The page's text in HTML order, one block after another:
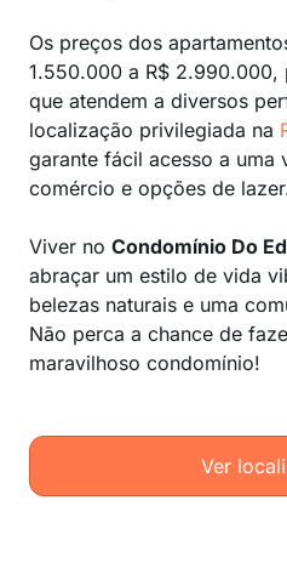
Os preços dos
1.550.000 a R$
que atendem a diversos
localização privilegiada na
garante fácil acesso a uma
comércio e opções de
Viver no Condomínio Do
abraçar um estilo de vida
belezas naturais e uma
Não perca a chance de
maravilhoso condomínio!
Ver